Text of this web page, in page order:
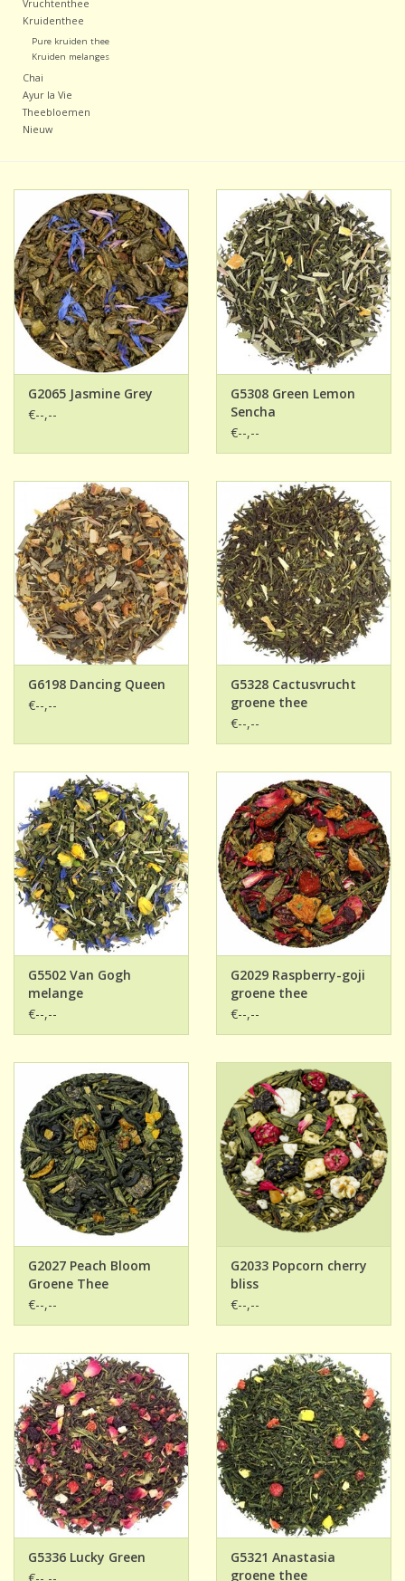
Vruchtenthee
Kruidenthee
Pure kruiden thee
Kruiden melanges
Chai
Ayur la Vie
Theebloemen
Nieuw
G2065 Jasmine Grey
€--,--
G5308 Green Lemon
Sencha
€--,--
G6198 Dancing Queen
€--,--
G5328 Cactusvrucht
groene thee
€--,--
G5502 Van Gogh
melange
€--,--
G2029 Raspberry-goji
groene thee
€--,--
G2027 Peach Bloom
Groene Thee
€--,--
G2033 Popcorn cherry
bliss
€--,--
G5336 Lucky Green
€--,--
G5321 Anastasia
groene thee